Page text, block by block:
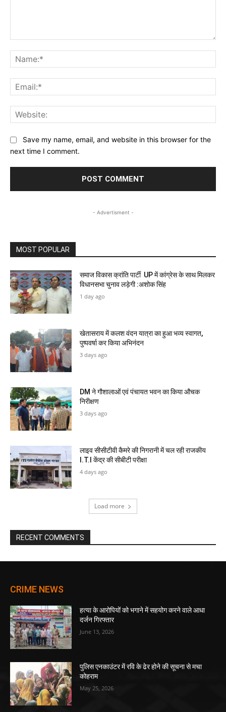
Save my name, email, and website in this browser for the
next time I comment.
- Advertisment -
MOST POPULAR
समाज विकास क्रांति पार्टी UP में कांग्रेस के साथ मिलकर
विधानसभा चुनाव लड़ेगी :अशोक सिंह
1 day ago
खेतासराय में कलश वंदन यात्रा का हुआ भव्य स्वागत,
पुष्पवर्षा कर किया अभिनंदन
3 days ago
DM ने गौशालाओं एवं पंचायत भवन का किया औचक
निरीक्षण
3 days ago
लाइव सीसीटीवी कैमरे की निगरानी में चल रही राजकीय
I.T.I केंद्र की सीबीटी परीक्षा
4 days ago
Load more
RECENT COMMENTS
CRIME NEWS
हत्या के आरोपियों को भगाने में सहयोग करने वाले आधा
दर्जन गिरफ्तार
June 13, 2026
पुलिस एनकाउंटर में रवि के ढेर होने की सूचना से मचा
कोहराम
May 25, 2026